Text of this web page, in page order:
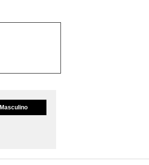
Masculino